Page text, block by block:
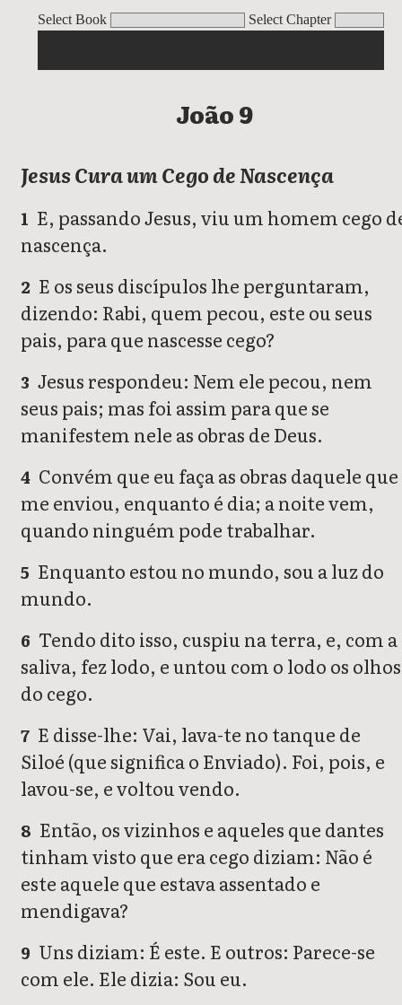
Select Book Select Chapter
João 9
Jesus Cura um Cego de Nascença
1 E, passando Jesus, viu um homem cego
nascença.
2 E os seus discípulos lhe perguntaram,
dizendo: Rabi, quem pecou, este ou seus
pais, para que nascesse cego?
3 Jesus respondeu: Nem ele pecou, nem
seus pais; mas foi assim para que se
manifestem nele as obras de Deus.
4 Convém que eu faça as obras daquele que
me enviou, enquanto é dia; a noite vem,
quando ninguém pode trabalhar.
5 Enquanto estou no mundo, sou a luz do
mundo.
6 Tendo dito isso, cuspiu na terra, e, com a
saliva, fez lodo, e untou com o lodo os olhos
do cego.
7 E disse-lhe: Vai, lava-te no tanque de
Siloé (que significa o Enviado). Foi, pois, e
lavou-se, e voltou vendo.
8 Então, os vizinhos e aqueles que dantes
tinham visto que era cego diziam: Não é
este aquele que estava assentado e
mendigava?
9 Uns diziam: É este. E outros: Parece-se
com ele. Ele dizia: Sou eu.